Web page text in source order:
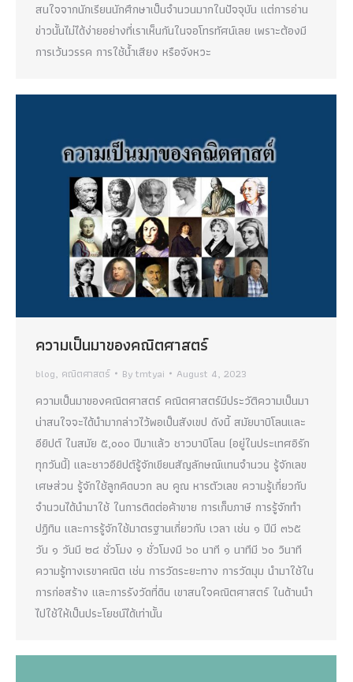
สนใจจากนักเรียนนักศึกษาเป็นจำนวนมากในปัจจุบัน แต่การอ่าน
ข่าวนั้นไม่ได้ง่ายอย่างที่เราเห็นกันในจอโทรทัศน์เลย เพราะต้องมี
การเว้นวรรค การใช้น้ำเสียง หรือจังหวะ
ความเป็นมาของคณิตศาสตร์
blog, คณิตศาสตร์ Bytmtyai August 4, 2023
ความเป็นมาของคณิตศาสตร์ คณิตศาสตร์มีประวัติความเป็นมา
น่าสนใจจะได้นำมากล่าวไว้พอเป็นสังเขป ดังนี้ สมัยบาบิโลนและ
อียิปต์ ในสมัย ๕,๐๐๐ ปีมาแล้ว ชาวบาบิโลน (อยู่ในประเทศอิรัก
ทุกวันนี้) และชาวอียิปต์รู้จักเขียนสัญลักษณ์แทนจำนวน รู้จักเลข
เศษส่วน รู้จักใช้ลูกคิดบวก ลบ คูณ หารตัวเลข ความรู้เกี่ยวกับ
จำนวนได้นำมาใช้ ในการติดต่อค้าขาย การเก็บภาษี การรู้จักทำ
ปฏิทิน และการรู้จักใช้มาตรฐานเกี่ยวกับ เวลา เช่น ๑ ปีมี ๓๖๕
วัน ๑ วันมี ๒๔ ชั่วโมง ๑ ชั่วโมงมี ๖๐ นาที ๑ นาทีมี ๖๐ วินาที
ความรู้ทางเรขาคณิต เช่น การวัดระยะทาง การวัดมุม นำมาใช้ใน
การก่อสร้าง และการรังวัดที่ดิน เขาสนใจคณิตศาสตร์ ในด้านนำ
ไปใช้ให้เป็นประโยชน์ได้เท่านั้น